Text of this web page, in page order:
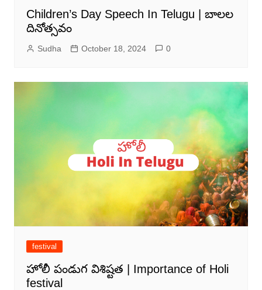
Children’s Day Speech In Telugu | బాలల
దినోత్సవం
Sudha October 18, 2024 0
festival
హోలీ పండుగ విశిష్టత | Importance of Holi
festival